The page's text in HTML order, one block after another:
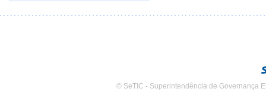
© SeTIC - Superintendência de Governança